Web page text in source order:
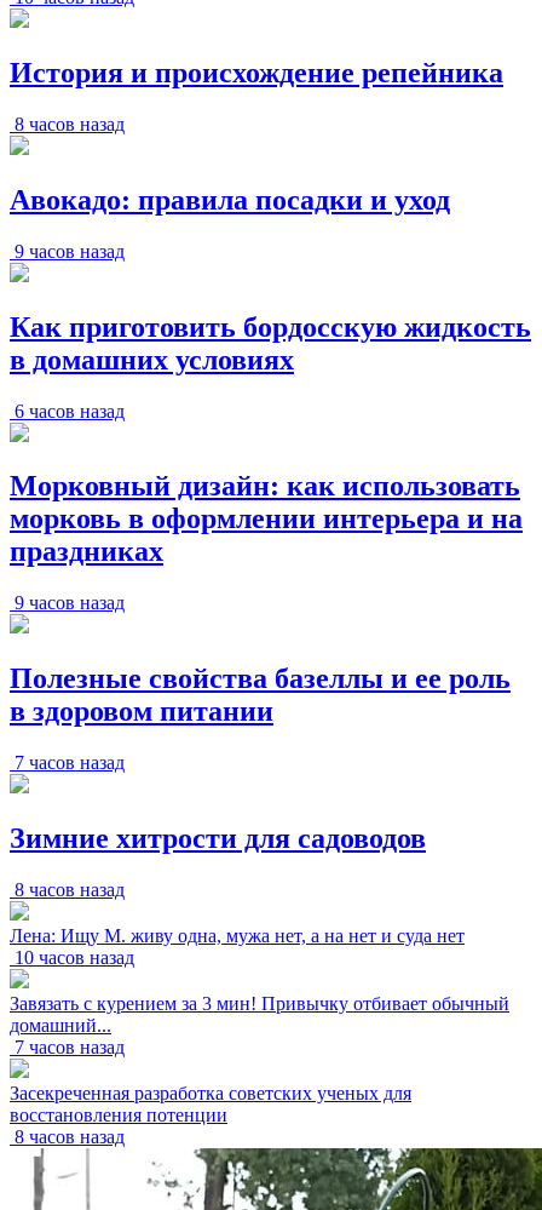
История и происхождение репейника
8 часов назад
Авокадо: правила посадки и уход
9 часов назад
Как приготовить бордосскую жидкость
в домашних условиях
6 часов назад
Морковный дизайн: как использовать
морковь в оформлении интерьера и на
праздниках
9 часов назад
Полезные свойства базеллы и ее роль
в здоровом питании
7 часов назад
Зимние хитрости для садоводов
8 часов назад
Лена: Ищу М. живу одна, мужа нет, а на нет и суда нет
10 часов назад
Завязать с курением за 3 мин! Привычку отбивает обычный
домашний...
7 часов назад
Засекреченная разработка советских ученых для
восстановления потенции
8 часов назад